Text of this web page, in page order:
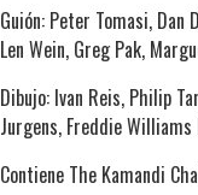
Guión: Peter Tomasi, Dan
Len Wein, Greg Pak,
Dibujo: Ivan Reis, Philip
Jurgens, Freddie Williams
Contiene The Kamandi